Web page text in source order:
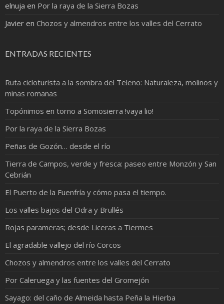
elnuja en Por la raya de la Sierra Bozas
Javier en Chozos y almendros entre los valles del Cerrato
ENTRADAS RECIENTES
Ruta cicloturista a la sombra del Teleno: Naturaleza, molinos y
minas romanas
Topónimos en torno a Somosierra !vaya lio!
Por la raya de la Sierra Bozas
Peñas de Gozón… desde el río
Tierra de Campos, verde y fresca: paseo entre Monzón y San
Cebrián
El Puerto de la Fuenfría y cómo pasa el tiempo.
Los valles bajos del Odra y Brullés
Rojas parameras; desde Liceras a Tiermes
El agradable vallejo del río Corcos
Chozos y almendros entre los valles del Cerrato
Por Caleruega y las fuentes del Gromejón
Sayago: del caño de Almeida hasta Peña la Hierba